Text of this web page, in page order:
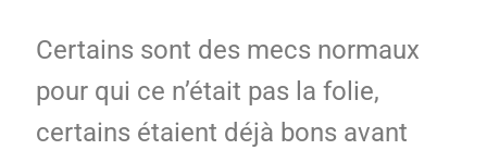
Certains sont des mecs normaux
pour qui ce n’était pas la folie,
certains étaient déjà bons avant